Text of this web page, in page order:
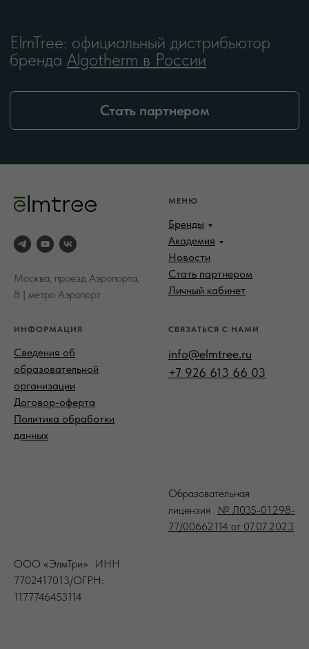
Москва, проезд Аэропорта,
8 | метро Аэропорт
МЕНЮ
Бренды
Академия
Новости
Стать партнером
Личный кабинет
ИНФОРМАЦИЯ
Сведения об
образовательной
организации
Договор-оферта
Политика обработки
данных
СВЯЗАТЬСЯ С НАМИ
info@elmtree.ru
+7 926 613 66 03
Образовательная
лицензия
№ Л035-01298-
77/00662114 от 07.07.2023
ООО «ЭлмТри» ИНН
7702417013/ОГРН:
1177746453114